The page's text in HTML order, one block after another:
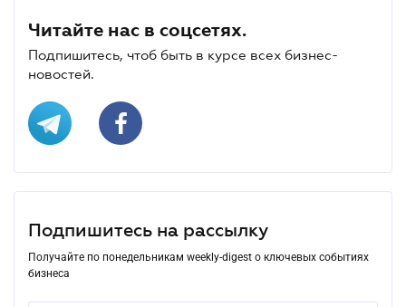
Читайте нас в соцсетях.
Подпишитесь, чтоб быть в курсе всех бизнес-
новостей.
Подпишитесь на рассылку
Получайте по понедельникам weekly-digest о ключевых событиях
бизнеса